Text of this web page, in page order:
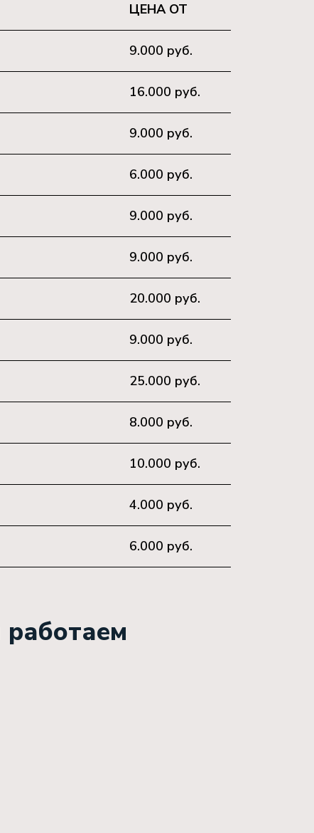
ЦЕНА ОТ
9.000 руб.
16.000 руб.
9.000 руб.
6.000 руб.
9.000 руб.
9.000 руб.
20.000 руб.
9.000 руб.
25.000 руб.
8.000 руб.
10.000 руб.
4.000 руб.
6.000 руб.